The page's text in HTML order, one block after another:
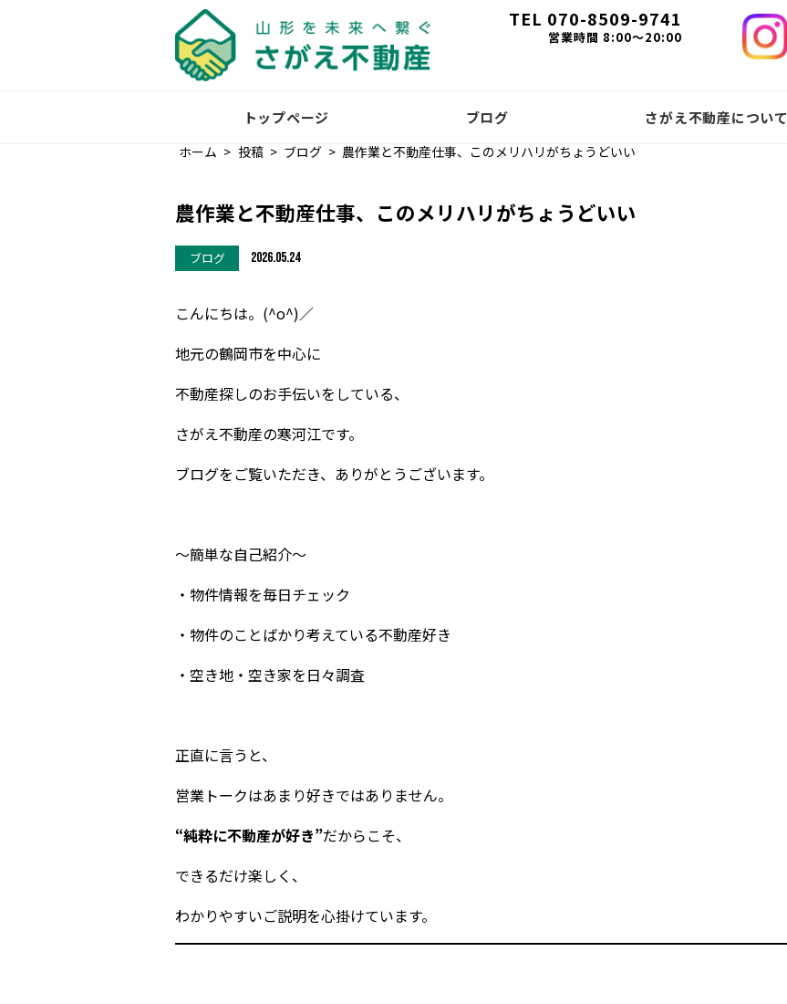
TEL 070-8509-9741
営業時間 8:00～20:00
トップページ ブログ さがえ不動産について
ホーム > 投稿 > ブログ > 農作業と不動産仕事、このメリハリがちょうどいい
農作業と不動産仕事、このメリハリがちょうどいい
ブログ 2026.05.24
こんにちは。(^o^)／
地元の鶴岡市を中心に
不動産探しのお手伝いをしている、
さがえ不動産の寒河江です。
ブログをご覧いただき、ありがとうございます。
～簡単な自己紹介～
・物件情報を毎日チェック
・物件のことばかり考えている不動産好き
・空き地・空き家を日々調査
正直に言うと、
営業トークはあまり好きではありません。
“純粋に不動産が好き”だからこそ、
できるだけ楽しく、
わかりやすいご説明を心掛けています。